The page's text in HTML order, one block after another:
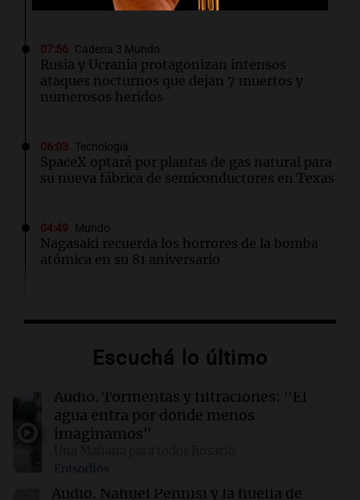
07:56 Cadena 3 Mundo
Rusia y Ucrania protagonizan intensos
ataques nocturnos que dejan 7 muertos y
numerosos heridos
06:03 Tecnología
SpaceX optará por plantas de gas natural para
su nueva fábrica de semiconductores en Texas
04:49 Mundo
Nagasaki recuerda los horrores de la bomba
atómica en su 81 aniversario
Hutíes de Yemen atacan instalación de
Incendios forestales en Indonesia: se
intensifican las llamas en el Parque Nacional
Escuchá lo último
Audio. Tormentas y filtraciones: "El
agua entra por donde menos
imaginamos"
Episodios
Audio. Nahuel Pennisi y la huella de